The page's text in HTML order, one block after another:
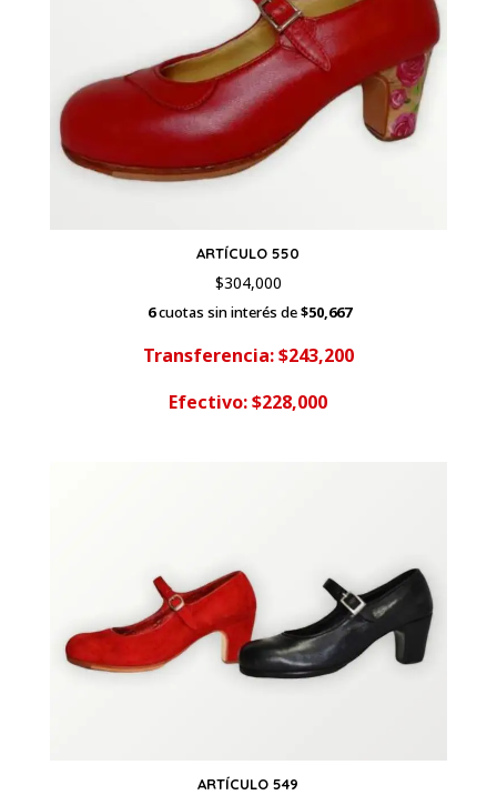
ARTÍCULO 550
$304,000
6cuotas sin interés de$50,667
Transferencia: $243,200
Efectivo: $228,000
ARTÍCULO 549